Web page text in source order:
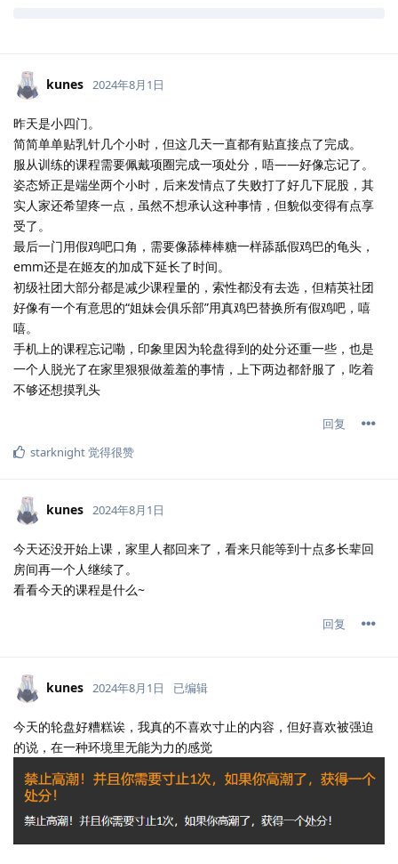
kunes 2024年8月1日
昨天是小四门。
简简单单贴乳针几个小时，但这几天一直都有贴直接点了完成。
服从训练的课程需要佩戴项圈完成一项处分，唔——好像忘记了。
姿态矫正是端坐两个小时，后来发情点了失败打了好几下屁股，其
实人家还希望疼一点，虽然不想承认这种事情，但貌似变得有点享
受了。
最后一门用假鸡吧口角，需要像舔棒棒糖一样舔舐假鸡巴的龟头，
emm还是在姬友的加成下延长了时间。
初级社团大部分都是减少课程量的，索性都没有去选，但精英社团
好像有一个有意思的“姐妹会俱乐部”用真鸡巴替换所有假鸡吧，嘻
嘻。
手机上的课程忘记嘞，印象里因为轮盘得到的处分还重一些，也是
一个人脱光了在家里狠狠做羞羞的事情，上下两边都舒服了，吃着
不够还想摸乳头
回复
starknight觉得很赞
kunes 2024年8月1日
今天还没开始上课，家里人都回来了，看来只能等到十点多长辈回
房间再一个人继续了。
看看今天的课程是什么~
回复
kunes 2024年8月1日 已编辑
今天的轮盘好糟糕诶，我真的不喜欢寸止的内容，但好喜欢被强迫
的说，在一种环境里无能为力的感觉